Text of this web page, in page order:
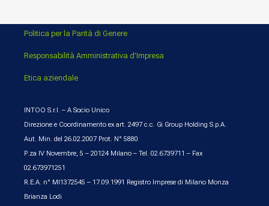
Politica per la Parità di Genere
Responsabilità Amministrativa d’Impresa
Etica aziendale
INTOO S.r.l. – A Socio Unico
Direzione e Coordinamento ex art. 2497 c.c. Gi Group Holding S.p.A.
Aut. Min. del 26.02.2007 Prot. N° 5880
P.za IV Novembre, 5 – 20124 Milano – Tel. 02.6739711 – Fax
02.673971251
R.E.A. n° MI1372545 – 17.09.1991 Registro Imprese di Milano Monza
Brianza Lodi